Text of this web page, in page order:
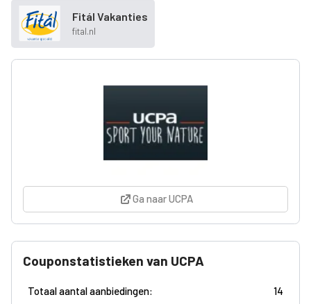
Fitál Vakanties
fital.nl
Ga naar UCPA
Couponstatistieken van UCPA
Totaal aantal aanbiedingen:
14